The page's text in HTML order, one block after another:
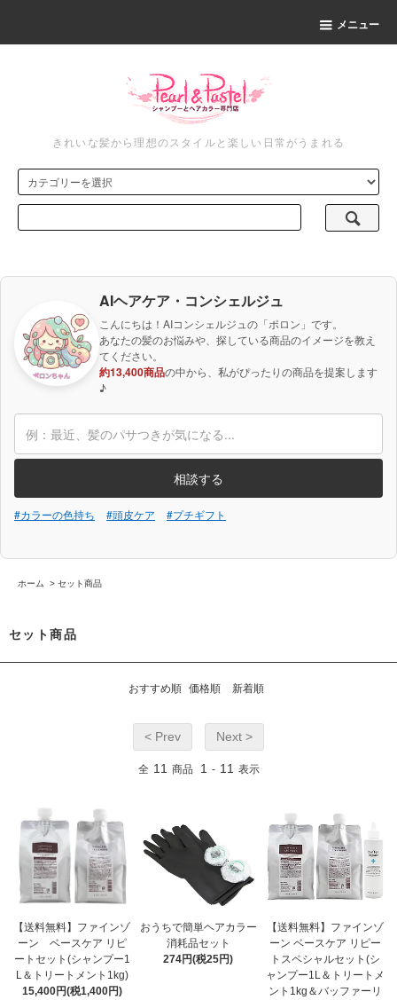
メニュー
きれいな髪から理想のスタイルと楽しい日常がうまれる
AIヘアケア・コンシェルジュ
こんにちは！AIコンシェルジュの「ポロン」です。
あなたの髪のお悩みや、探している商品のイメージを教え
てください。
約13,400商品の中から、私がぴったりの商品を提案します
♪
相談する
#カラーの色持ち #頭皮ケア #プチギフト
ホーム > セット商品
セット商品
おすすめ順 価格順 新着順
< Prev Next >
全 11 商品 1 - 11 表示
【送料無料】ファインゾ
ーン ベースケア リピ
ートセット(シャンプー1
L＆トリートメント1kg)
15,400円(税1,400円)
おうちで簡単ヘアカラー
消耗品セット
274円(税25円)
【送料無料】ファインゾ
ーン ベースケア リピー
トスペシャルセット(シ
ャンプー1L＆トリートメ
ント1kg＆バッファーリ